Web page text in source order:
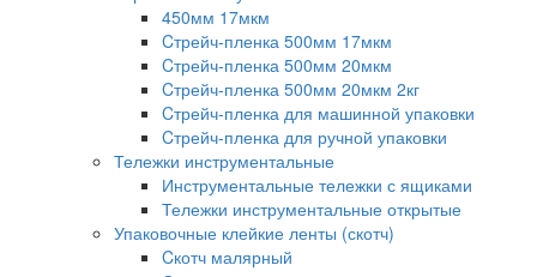
450мм 17мкм
Cтрейч-пленка 500мм 17мкм
Cтрейч-пленка 500мм 20мкм
Cтрейч-пленка 500мм 20мкм 2кг
Cтрейч-пленка для машинной упаковки
Cтрейч-пленка для ручной упаковки
Тележки инструментальные
Инструментальные тележки с ящиками
Тележки инструментальные открытые
Упаковочные клейкие ленты (скотч)
Cкотч малярный